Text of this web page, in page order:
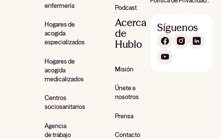
enfermería
Hogares de
acogida
especializados
Hogares de
acogida
medicalizados
Centros
sociosanitarios
Agencia
de trabajo
Podcast
Acerca
de
Hublo
Misión
Únete a
nosotros
Prensa
Contacto
Síguenos